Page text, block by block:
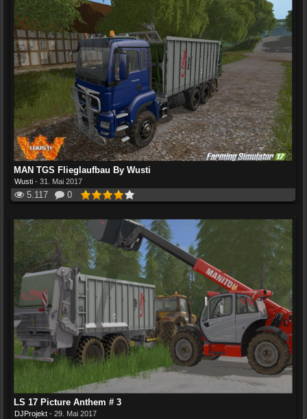
MAN TGS Flieglaufbau By Wusti
Wusti - 31. Mai 2017
5.117 0
LS 17 Picture Anthem # 3
DJProjekt - 29. Mai 2017